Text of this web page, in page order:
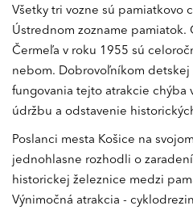
Všetky tri vozne sú pamiatkovo
Ústrednom zozname
Čermeľa v roku 1955 sú
nebom. Dobrovoľníkom detskej
fungovania tejto atrakcie chýba
údržbu a odstavenie
Poslanci mesta Košice na
jednohlasne rozhodli o
historickej železnice medzi
Výnimočná atrakcia -